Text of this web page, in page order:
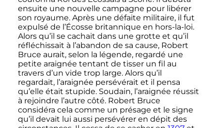
ensuite une nouvelle campagne pour libérer
son royaume. Après une défaite militaire, il fut
expulsé de l’Écosse britannique en hors-la-loi.
Alors qu’il se cachait dans une grotte et qu’il
réfléchissait à l’abandon de sa cause, Robert
Bruce aurait, selon la légende, regardé une
petite araignée tentant de tisser un fil au
travers d’un vide trop large. Alors qu’il
regardait, l’araignée persévérait et il pensa
qu’elle était stupide. Soudain, l’araignée réussit
à rejoindre l’autre côté. Robert Bruce
considéra cela comme un présage et le signe
qu’il devait lui aussi persévérer en dépit des